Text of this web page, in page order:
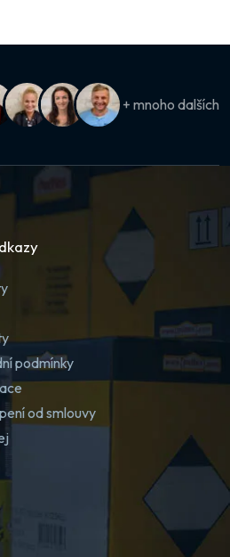
+ mnoho dalších
podmínky
od smlouvy